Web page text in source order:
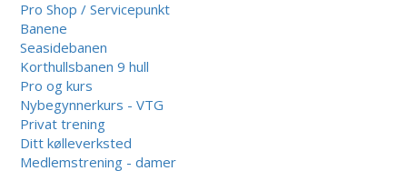
Pro Shop / Servicepunkt
Banene
Seasidebanen
Korthullsbanen 9 hull
Pro og kurs
Nybegynnerkurs - VTG
Privat trening
Ditt kølleverksted
Medlemstrening - damer